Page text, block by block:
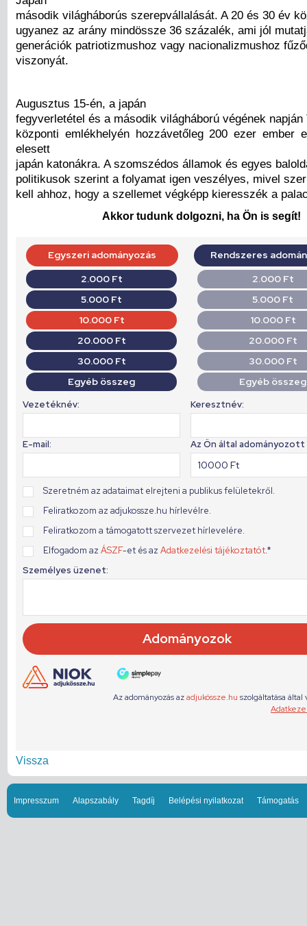
második világháborús szerepvállalását. A 20 és 30 év
ugyanez az arány mindössze 36 százalék, ami jól
generációk patriotizmushoz vagy nacionalizmushoz
viszonyát.
Augusztus 15-én, a japán
fegyverletétel és a második világháború végének napján
központi emlékhelyén hozzávetőleg 200 ezer ember
elesett
japán katonákra. A szomszédos államok és egyes
politikusok szerint a folyamat igen veszélyes, mivel
kell ahhoz, hogy a szellemet végképp kieresszék a
Akkor tudunk dolgozni, ha Ön is segít!
Vissza
Impresszum Alapszabály Tagdíj Belépési nyilatkozat Támogatás